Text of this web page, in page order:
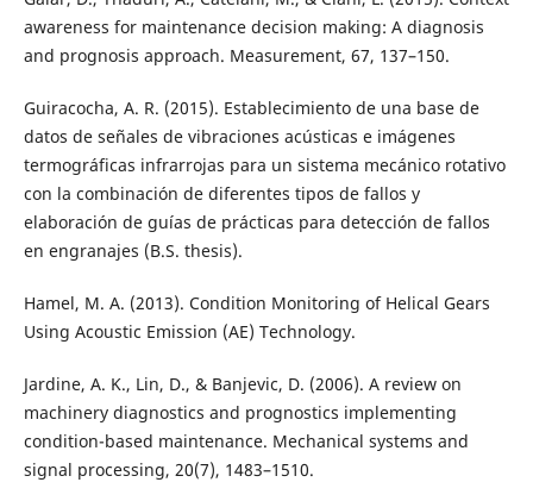
awareness for maintenance decision making: A diagnosis
and prognosis approach. Measurement, 67, 137–150.
Guiracocha, A. R. (2015). Establecimiento de una base de
datos de señales de vibraciones acústicas e imágenes
termográficas infrarrojas para un sistema mecánico rotativo
con la combinación de diferentes tipos de fallos y
elaboración de guías de prácticas para detección de fallos
en engranajes (B.S. thesis).
Hamel, M. A. (2013). Condition Monitoring of Helical Gears
Using Acoustic Emission (AE) Technology.
Jardine, A. K., Lin, D., & Banjevic, D. (2006). A review on
machinery diagnostics and prognostics implementing
condition-based maintenance. Mechanical systems and
signal processing, 20(7), 1483–1510.